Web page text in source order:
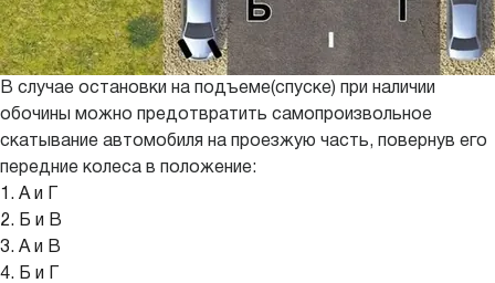
В случае остановки на подъеме(спуске) при наличии
обочины можно предотвратить самопроизвольное
скатывание автомобиля на проезжую часть, повернув его
передние колеса в положение:
1. А и Г
2. Б и В
3. А и В
4. Б и Г